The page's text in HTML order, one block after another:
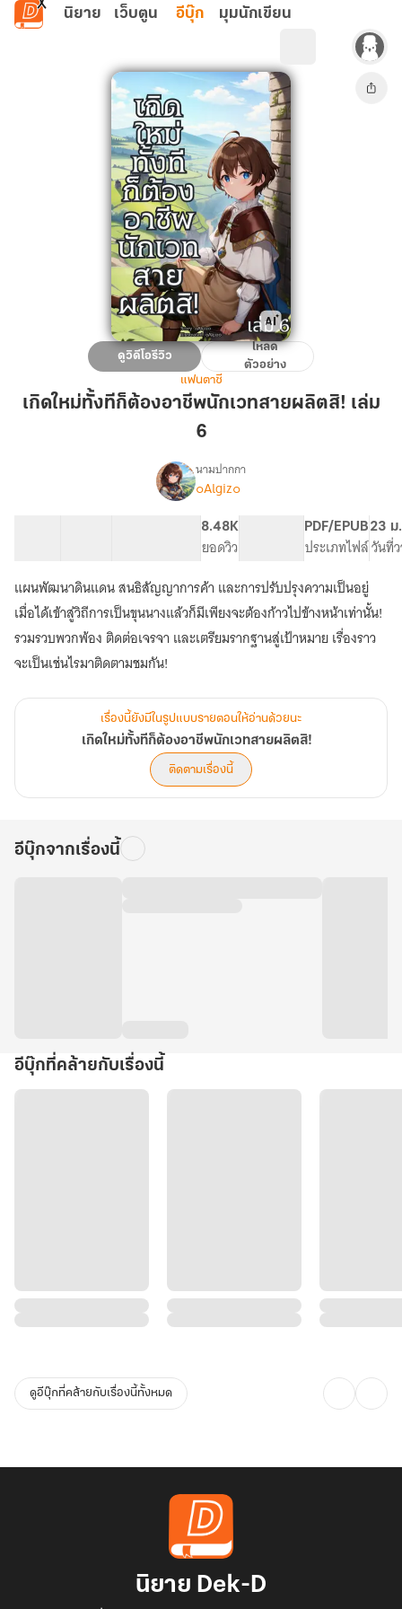
ข้ามไปยังเนื้อหาหลัก
นิยาย เว็บตูน อีบุ๊ก มุมนักเขียน
เกิด
ใหม่
ทั้งที
สิ!
เล่ม
6
ดูวิดีโอรีวิว
โหลด
ตัวอย่าง
แฟนตาซี
เกิดใหม่ทั้งทีก็ต้องอาชีพนักเวทสายผลิตสิ! เล่ม
6
เรื่อง
ใหม่
ทั้งที
ก็
ต้อง
อาชีพ
นัก
เวท
สาย
นามปากกา
๐Algiz๐
8.48K
ยอดวิว
PDF/EPUB
ประเภทไฟล์
23 ม
วันที่
แผนพัฒนาดินแดน สนธิสัญญาการค้า และการปรับปรุงความเป็นอยู่
เมื่อได้เข้าสู่วิถีการเป็นขุนนางแล้วก็มีเพียงจะต้องก้าวไปข้างหน้าเท่านั้น!
รวมรวบพวกพ้อง ติดต่อเจรจา และเตรียมรากฐานสู่เป้าหมาย เรื่องราว
จะเป็นเช่นไรมาติดตามชมกัน!
เรื่องนี้ยังมีในรูปแบบรายตอนให้อ่านด้วยนะ
เกิดใหม่ทั้งทีก็ต้องอาชีพนักเวทสายผลิตสิ!
ติดตามเรื่องนี้
อีบุ๊กจากเรื่องนี้
อีบุ๊กที่คล้ายกับเรื่องนี้
ดูอีบุ๊กที่คล้ายกับเรื่องนี้ทั้งหมด
นิยาย Dek-D